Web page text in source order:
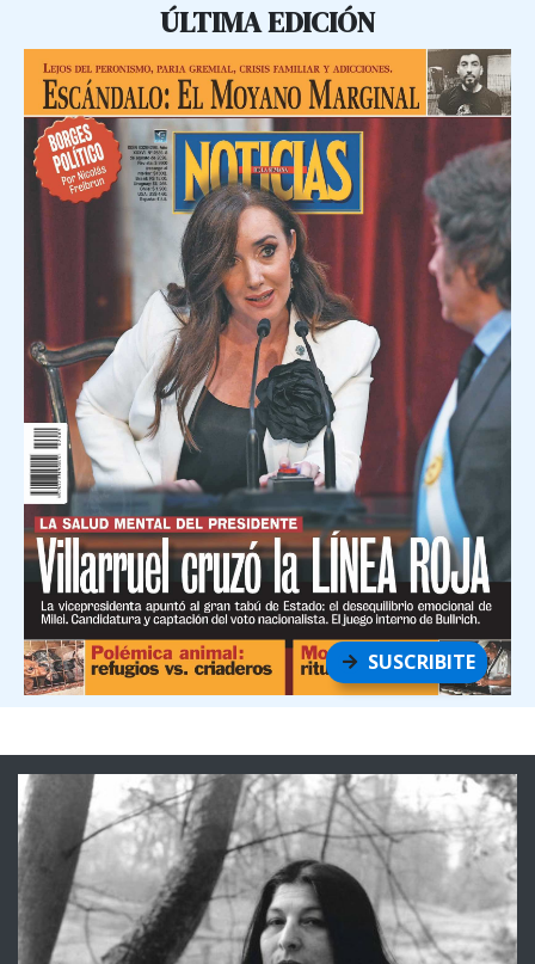
ÚLTIMA EDICIÓN
SUSCRIBITE